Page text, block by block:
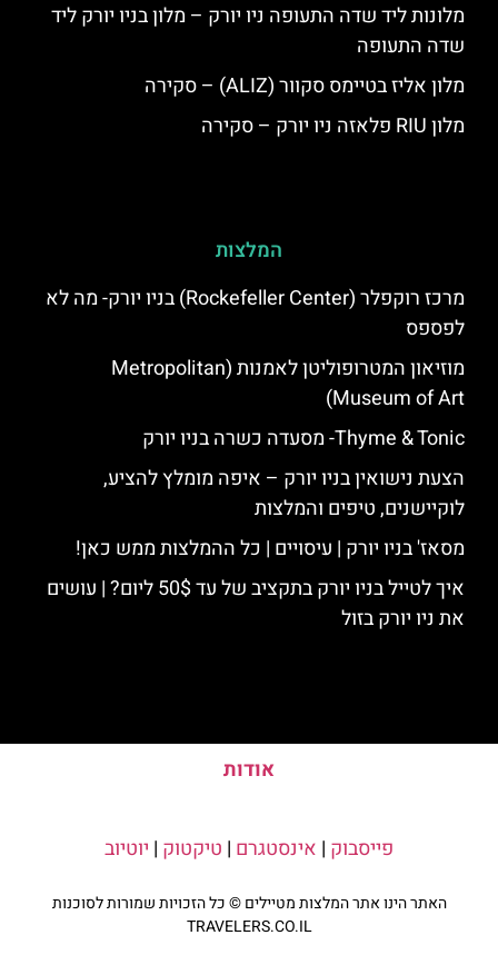
מלונות ליד שדה התעופה ניו יורק – מלון בניו יורק ליד
שדה התעופה
מלון אליז בטיימס סקוור (ALIZ) – סקירה
מלון RIU פלאזה ניו יורק – סקירה
המלצות
מרכז רוקפלר (Rockefeller Center) בניו יורק- מה לא
לפספס
מוזיאון המטרופוליטן לאמנות (Metropolitan
Museum of Art)
Thyme & Tonic- מסעדה כשרה בניו יורק
הצעת נישואין בניו יורק – איפה מומלץ להציע,
לוקיישנים, טיפים והמלצות
מסאז' בניו יורק | עיסויים | כל ההמלצות ממש כאן!
איך לטייל בניו יורק בתקציב של עד 50$ ליום? | עושים
את ניו יורק בזול
אודות
פייסבוק | אינסטגרם | טיקטוק | יוטיוב
האתר הינו אתר המלצות מטיילים © כל הזכויות שמורות לסוכנות
TRAVELERS.CO.IL